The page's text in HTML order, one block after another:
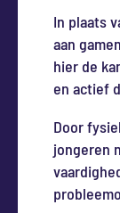
In plaats
aan
hier de
en actief
Door
jongeren